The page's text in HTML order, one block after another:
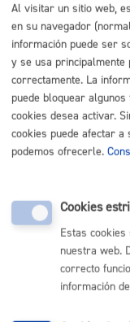
Actividades
Medio Ambiente
Artikutza-
Artikutza-Visitas
Al visitar un sitio web,
en su navegador
información puede ser
y se usa principalmente
correctamente. La
puede bloquear
cookies desea activar.
cookies puede afectar
podemos ofrecerle.
Cookies
Estas
nuestra web.
correcto
información